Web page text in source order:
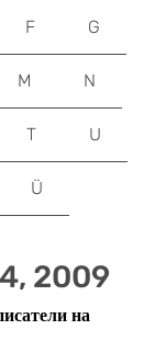
2009
на
F G
M N
T U
Ü